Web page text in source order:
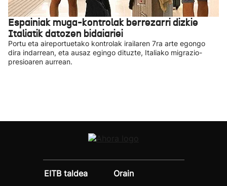
Espainiak muga-kontrolak berrezarri dizkie
Italiatik datozen bidaiariei
Portu eta aireportuetako kontrolak irailaren 7ra arte egongo
dira indarrean, eta ausaz egingo dituzte, Italiako migrazio-
presioaren aurrean.
EITB taldea
Orain